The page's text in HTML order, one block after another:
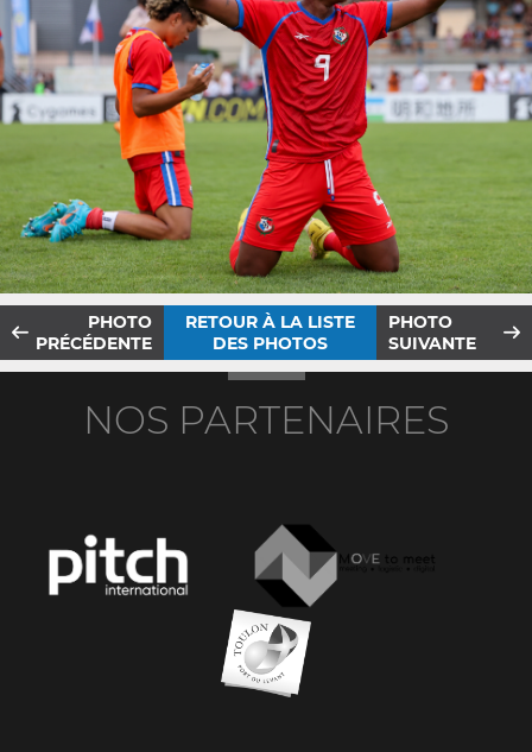
PHOTO
PRÉCÉDENTE
RETOUR À LA LISTE
DES PHOTOS
PHOTO
SUIVANTE
NOS PARTENAIRES